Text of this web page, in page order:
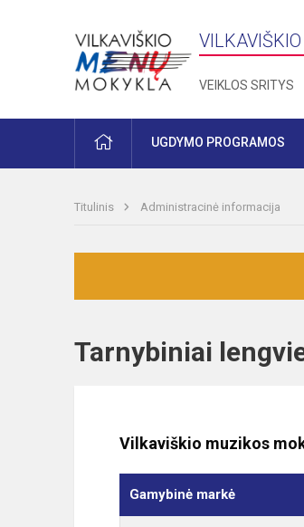
VEIKLOS SRITYS
PRADŽIAUGDYMO PROGRAMOS
Titulinis Administracinė informacija
Tarnybiniai
Vilkaviškio muzikos
Gamybinė markė